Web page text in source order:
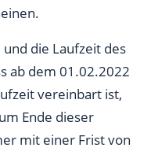
die Laufzeit des
ab dem 01.02.2022
vereinbart ist,
Ende dieser
mit einer Frist von